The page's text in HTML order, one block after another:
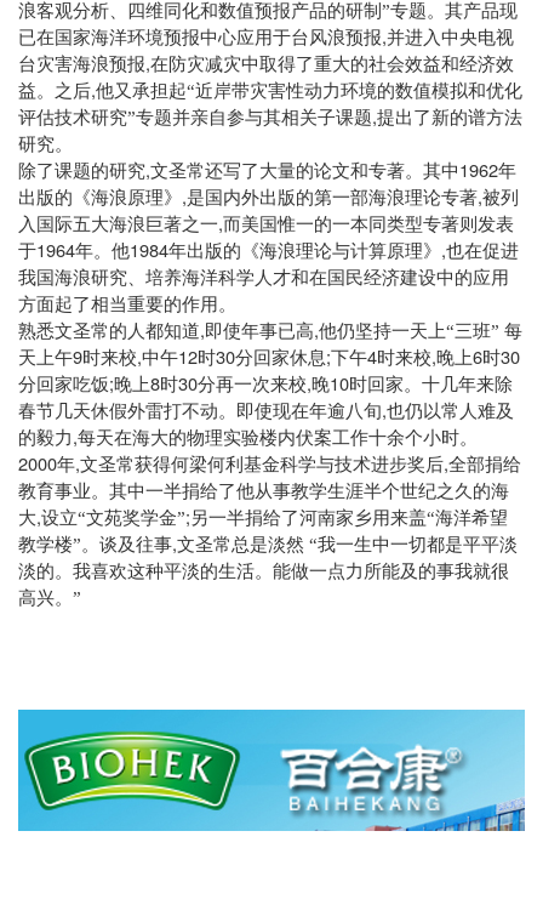
浪客观分析、四维同化和数值预报产品的研制”专题。其产品现
已在国家海洋环境预报中心应用于台风浪预报,并进入中央电视
台灾害海浪预报,在防灾减灾中取得了重大的社会效益和经济效
益。之后,他又承担起“近岸带灾害性动力环境的数值模拟和优化
评估技术研究”专题并亲自参与其相关子课题,提出了新的谱方法
研究。
除了课题的研究,文圣常还写了大量的论文和专著。其中1962年
出版的《海浪原理》 ,是国内外出版的第一部海浪理论专著,被列
入国际五大海浪巨著之一,而美国惟一的一本同类型专著则发表
于1964年。他1984年出版的《海浪理论与计算原理》 ,也在促进
我国海浪研究、培养海洋科学人才和在国民经济建设中的应用
方面起了相当重要的作用。
熟悉文圣常的人都知道,即使年事已高,他仍坚持一天上“三班” 每
天上午9时来校,中午12时30分回家休息;下午4时来校,晚上6时30
分回家吃饭;晚上8时30分再一次来校,晚10时回家。十几年来除
春节几天休假外雷打不动。即使现在年逾八旬,也仍以常人难及
的毅力,每天在海大的物理实验楼内伏案工作十余个小时。
2000年,文圣常获得何梁何利基金科学与技术进步奖后,全部捐给
教育事业。其中一半捐给了他从事教学生涯半个世纪之久的海
大,设立“文苑奖学金”;另一半捐给了河南家乡用来盖“海洋希望
教学楼”。谈及往事,文圣常总是淡然 “我一生中一切都是平平淡
淡的。我喜欢这种平淡的生活。能做一点力所能及的事我就很
高兴。”